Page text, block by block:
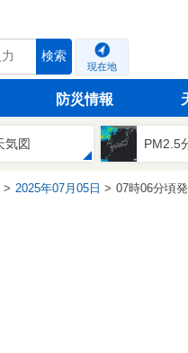
検索
現在地
防災情報
気図 PM2.5
2025年07月05日 07時06分頃